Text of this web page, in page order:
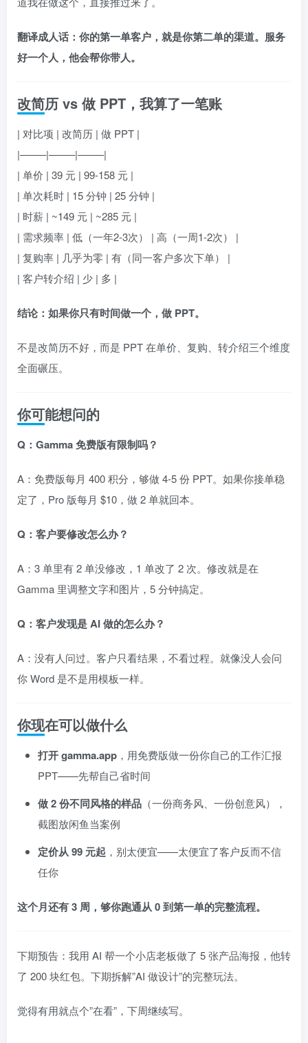
翻译成人话：你的第一单客户，就是你第二单的渠道。服务
好一个人，他会帮你带人。
改简历 vs 做 PPT，我算了一笔账
| 对比项 | 改简历 | 做 PPT |
|——–|——–|——–|
| 单价 | 39 元 | 99-158 元 |
| 单次耗时 | 15 分钟 | 25 分钟 |
| 时薪 | ~149 元 | ~285 元 |
| 需求频率 | 低（一年2-3次） | 高（一周1-2次） |
| 复购率 | 几乎为零 | 有（同一客户多次下单） |
| 客户转介绍 | 少 | 多 |
结论：如果你只有时间做一个，做 PPT。
不是改简历不好，而是 PPT 在单价、复购、转介绍三个维度
全面碾压。
你可能想问的
Q：Gamma 免费版有限制吗？
A：免费版每月 400 积分，够做 4-5 份 PPT。如果你接单稳
定了，Pro 版每月 $10，做 2 单就回本。
Q：客户要修改怎么办？
A：3 单里有 2 单没修改，1 单改了 2 次。修改就是在
Gamma 里调整文字和图片，5 分钟搞定。
Q：客户发现是 AI 做的怎么办？
A：没有人问过。客户只看结果，不看过程。就像没人会问
你 Word 是不是用模板一样。
你现在可以做什么
打开 gamma.app ，用免费版做一份你自己的工作汇报
PPT——先帮自己省时间
做 2 份不同风格的样品 （一份商务风、一份创意风），
截图放闲鱼当案例
定价从 99 元起 ，别太便宜——太便宜了客户反而不信
任你
这个月还有 3 周，够你跑通从 0 到第一单的完整流程。
下期预告：我用 AI 帮一个小店老板做了 5 张产品海报，他转
了 200 块红包。下期拆解”AI 做设计”的完整玩法。
觉得有用就点个”在看”，下周继续写。